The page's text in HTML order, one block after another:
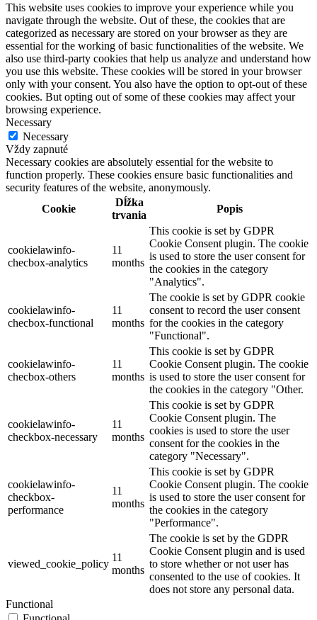
This website uses cookies to improve your experience while you
navigate through the website. Out of these, the cookies that are
categorized as necessary are stored on your browser as they are
essential for the working of basic functionalities of the website. We
also use third-party cookies that help us analyze and understand how
you use this website. These cookies will be stored in your browser
only with your consent. You also have the option to opt-out of these
cookies. But opting out of some of these cookies may affect your
browsing experience.
Necessary
Necessary
Vždy zapnuté
Necessary cookies are absolutely essential for the website to
function properly. These cookies ensure basic functionalities and
security features of the website, anonymously.
Cookie
Dĺžka
trvania
Popis
cookielawinfo-
checbox-analytics
11
months
This cookie is set by GDPR
Cookie Consent plugin. The cookie
is used to store the user consent for
the cookies in the category
"Analytics".
cookielawinfo-
checbox-functional
11
months
The cookie is set by GDPR cookie
consent to record the user consent
for the cookies in the category
"Functional".
cookielawinfo-
checbox-others
11
months
This cookie is set by GDPR
Cookie Consent plugin. The cookie
is used to store the user consent for
the cookies in the category "Other.
cookielawinfo-
checkbox-necessary
11
months
This cookie is set by GDPR
Cookie Consent plugin. The
cookies is used to store the user
consent for the cookies in the
category "Necessary".
cookielawinfo-
checkbox-
performance
11
months
This cookie is set by GDPR
Cookie Consent plugin. The cookie
is used to store the user consent for
the cookies in the category
"Performance".
viewed_cookie_policy
11
months
The cookie is set by the GDPR
Cookie Consent plugin and is used
to store whether or not user has
consented to the use of cookies. It
does not store any personal data.
Functional